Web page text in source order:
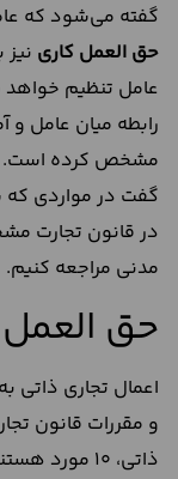
گفته می‌شود که
حق العمل کاری نیز
عامل تنظیم خواهد
گفت در مواردی که
در قانون تجارت
مدنی مراجعه کنیم.
حق
اعمال تجاری ذاتی
و مقررات قانون